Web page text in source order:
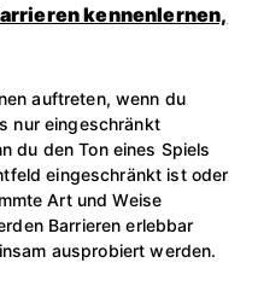
kennenlernen,
auftreten, wenn du
nur eingeschränkt
du den Ton eines Spiels
eingeschränkt ist oder
Art und Weise
Barrieren erlebbar
ausprobiert werden.